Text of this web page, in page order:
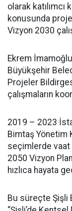
olarak katılımcı
konusunda
Vizyon 2030
Ekrem
Büyükşehir
Projeler
çalışmaların
2019 – 2023
Bimtaş Yönetim
seçimlerde vaat
2050 Vizyon
hızlıca hayata
Bu süreçte Şişli